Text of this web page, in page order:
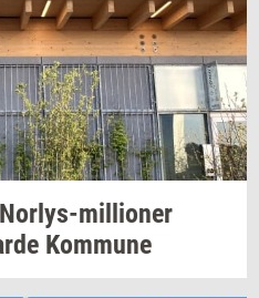
Norlys-​millioner
Kom­mu­ne